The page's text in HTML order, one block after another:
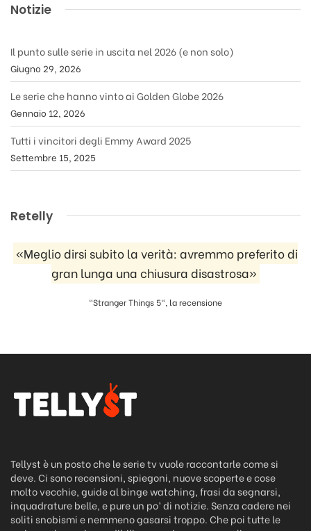
Notizie
Il punto sulle serie in uscita nel 2026 (e non solo)
Giugno 29, 2026
Le serie che hanno vinto ai Golden Globe 2026
Gennaio 12, 2026
Tutti i vincitori degli Emmy Award 2025
Settembre 15, 2025
Retelly
«Meglio dirsi subito la verità: avremmo preferito di
gran lunga una chiusura disastrosa»
"Stranger Things 5", la recensione
Tellyst è un posto che le serie tv vuole raccontarle come si
deve. Ci sono recensioni, spiegoni, nuove scoperte e cose
molto vecchie, guide al binge watching, frasi da segnarsi,
inquadrature belle, e pure un po’ di notizie. Senza cadere nei
soliti snobismi e nemmeno gasarsi troppo. Che poi tutte le